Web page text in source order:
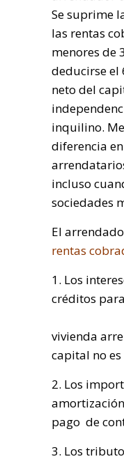
Se suprime
las rentas
menores de
deducirse el
neto del
inquilino.
diferencia
incluso
sociedades
El
rentas
1. Los
créditos
vivienda
capital no
2. Los
pago de
3. Los